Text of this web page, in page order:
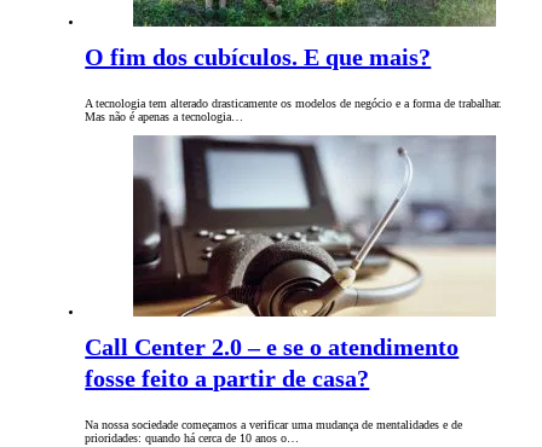
O fim dos cubículos. E que mais?
A tecnologia tem alterado drasticamente os modelos de negócio e a forma de trabalhar.
Mas não é apenas a tecnologia…
Call Center 2.0 – e se o atendimento
fosse feito a partir de casa?
Na nossa sociedade começamos a verificar uma mudança de mentalidades e de
prioridades: quando há cerca de 10 anos o…